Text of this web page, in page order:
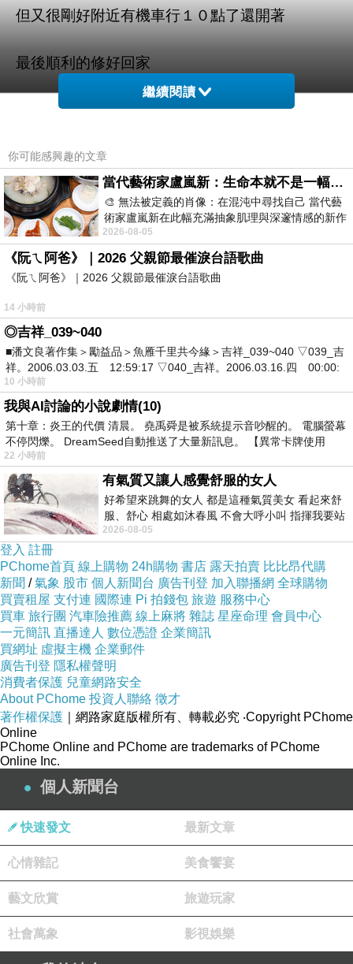
但又很剛好附近有機車行１０點了還開著
最後順利的修好回家
ㄚ我勒～ 星期五偷笑她
隔天星期六換我 真的很神
我也是１０點要從楠梓去國賓接寶貝下班
騎到左營高鐵 突然聽到 ㄎㄧㄞ ㄎㄧㄞ
就熄掉了 我還在想 是縮鋼 爆胎 還是
我檢查了一下 靠～～～～～
再發的時候輪子不轉了 跟猴子一樣 皮帶斷了
很不幸的是 附近沒修車廠
我想說把車遷回楠梓 很遠
但突然我的救命恩人出現了
一個中年男子吧 或許他真的很閒
他說他在台南蓋房子的 剛好要回屏東
他幫我推車 一路從楠梓推到鳳山
到了鳳山很高興 我一直謝謝那個人
因為普通人 因該才不會那麼好心
後來寶貝跑來找我 我們相遇了
繼續閱讀
你可能感興趣的文章
當代藝術家盧嵐新：生命本就不是一幅能被定義的肖像，在混亂與交疊中拼湊完整的靈魂
🎨 無法被定義的肖像：在混沌中尋找自己 當代藝
術家盧嵐新在此幅充滿抽象肌理與深邃情感的新作
中，以灰白為基底，交織著塗抹、刮擦與
2026-08-05
《阮ㄟ阿爸》｜2026 父親節最催淚台語歌曲
《阮ㄟ阿爸》｜2026 父親節最催淚台語歌曲
14 小時前
◎吉祥_039~040
■潘文良著作集＞勵益品＞魚雁千里共今緣＞吉祥_039~040 ▽039_吉
祥。2006.03.03.五 12:59:17 ▽040_吉祥。2006.03.16.四 00:00:
10 小時前
我與AI討論的小說劇情(10)
第十章：炎王的代價 清晨。 堯禹舜是被系統提示音吵醒的。 電腦螢幕
不停閃爍。 DreamSeed自動推送了大量新訊息。 【異常卡牌使用
22 小時前
有氣質又讓人感覺舒服的女人
好希望來跳舞的女人 都是這種氣質美女 看起來舒
服、舒心 相處如沐春風 不會大呼小叫 指揮我要站
哪個位子 妳老幾？？
2026-08-05
登入 註冊
PChome首頁 線上購物 24h購物 書店 露天拍賣 比比昂代購
新聞 /氣象 股市 個人新聞台 廣告刊登 加入聯播網 全球購物
買賣租屋 支付連 國際連 Pi 拍錢包 旅遊 服務中心
買車 旅行團 汽車險推薦 線上麻將 雜誌 星座命理 會員中心
一元簡訊 直播達人 數位憑證 企業簡訊
買網址 虛擬主機 企業郵件
廣告刊登 隱私權聲明
消費者保護 兒童網路安全
About PChome 投資人聯絡 徵才
著作權保護 ｜網路家庭版權所有、轉載必究 ‧Copyright PChome
Online
PChome Online and PChome are trademarks of PChome
Online Inc.
個人新聞台
快速發文 最新文章
心情雜記 美食饗宴
藝文欣賞 旅遊玩家
社會萬象 影視娛樂